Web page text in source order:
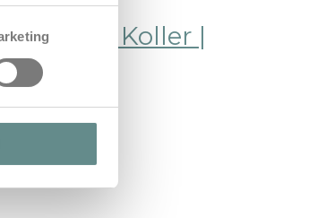
Udo Koller |